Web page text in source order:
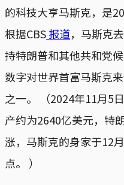
的科技大亨马斯克，是
根据CBS报道，马斯克
持特朗普和其他共和党
数字对世界首富马斯克
之一。 （2024年11月5
产约为2640亿美元，特
涨，马斯克的身家于12
点。 ）